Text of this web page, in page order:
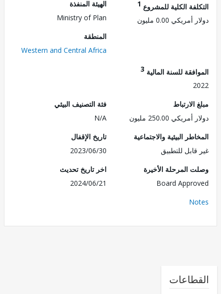
الكلية للمشروع1
0.00 مليون
الهيئة المنفذة
Ministry of Plan
Western and Central Africa
للسنة المالية3
250.00 مليون
فئة التصنيف البيئي
N/A
البيئية والاجتماعية
للتطبيق
تاريخ الإقفال
2023/06/30
المرحلة الأخيرة
Board
اخر تاريخ تحديث
2024/06/21